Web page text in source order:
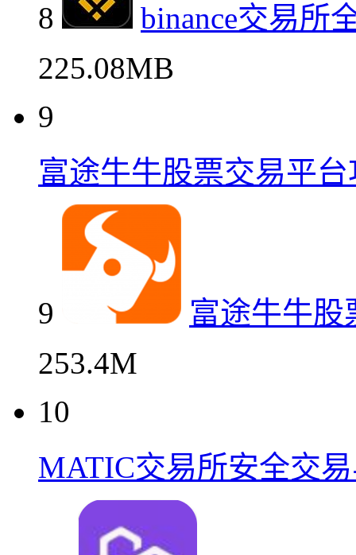
8
binance交易所
225.08MB
9
富途牛牛股票交易平
9
富途牛牛股
253.4M
10
MATIC交易所安全交